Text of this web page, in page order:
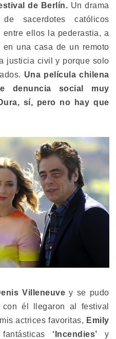
de Berlín. Un drama
sacerdotes católicos
ellos la pederastia, a
una casa de un remoto
justicia civil y porque solo
Una película chilena
denuncia social muy
sí, pero no hay que
Villeneuve y se pudo
con él llegaron al festival
actrices favoritas, Emily
‘Incendies’ y